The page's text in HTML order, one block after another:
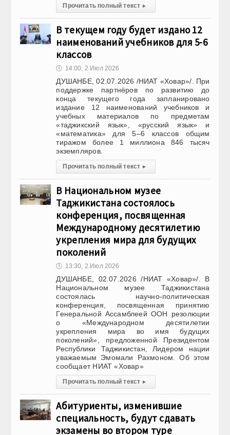
Прочитать полный текст ▸
В текущем году будет издано 12
наименований учебников для 5-6
классов
🕔 14:00, 2.Июл 2026
ДУШАНБЕ, 02.07.2026 /НИАТ «Ховар»/. При
поддержке партнёров по развитию до
конца текущего года запланировано
издание 12 наименований учебников и
учебных материалов по предметам
«таджикский язык», «русский язык» и
«математика» для 5–6 классов общим
тиражом более 1 миллиона 846 тысяч
экземпляров.
Прочитать полный текст ▸
В Национальном музее
Таджикистана состоялось
конференция, посвященная
Международному десятилетию
укрепления мира для будущих
поколений
🕔 13:30, 2.Июл 2026
ДУШАНБЕ, 02.07.2026 /НИАТ «Ховар»/. В
Национальном музее Таджикистана
состоялась научно-политическая
конференция, посвященная принятию
Генеральной Ассамблеей ООН резолюции
о «Международном десятилетии
укрепления мира во имя будущих
поколений», предложенной Президентом
Республики Таджикистан, Лидером нации
уважаемым Эмомали Рахмоном. Об этом
сообщает НИАТ «Ховар»
Прочитать полный текст ▸
Абитуриенты, изменившие
специальность, будут сдавать
экзамены во втором туре